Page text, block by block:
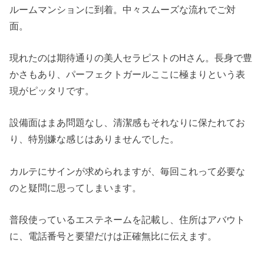
ルームマンションに到着。中々スムーズな流れでご対
面。
現れたのは期待通りの美人セラピストのHさん。長身で豊
かさもあり、パーフェクトガールここに極まりという表
現がピッタリです。
設備面はまあ問題なし、清潔感もそれなりに保たれてお
り、特別嫌な感じはありませんでした。
カルテにサインが求められますが、毎回これって必要な
のと疑問に思ってしまいます。
普段使っているエステネームを記載し、住所はアバウト
に、電話番号と要望だけは正確無比に伝えます。